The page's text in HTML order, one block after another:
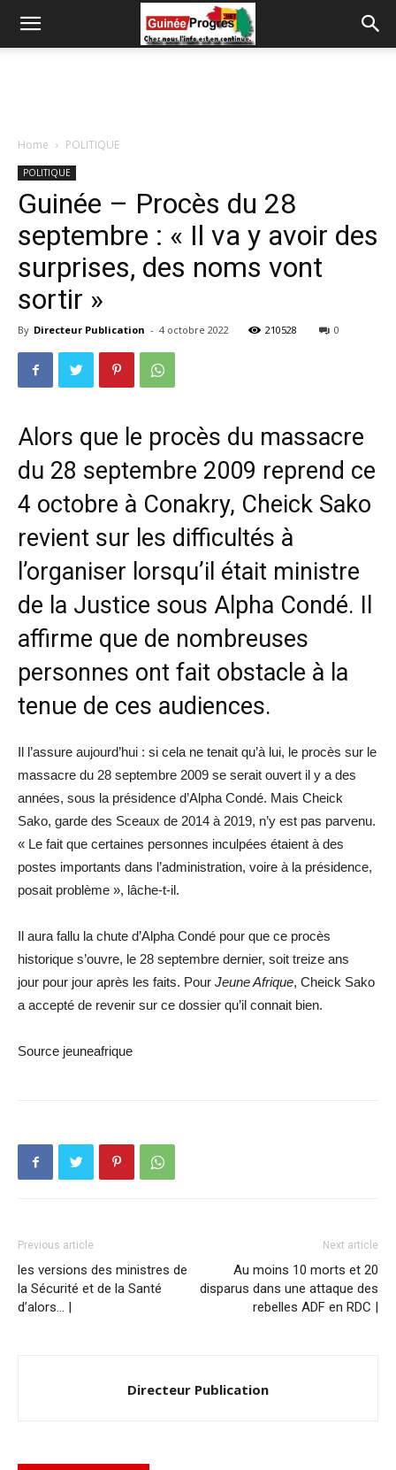
Home POLITIQUE
POLITIQUE
Guinée – Procès du 28
septembre : « Il va y avoir des
surprises, des noms vont
sortir »
By Directeur Publication - 4 octobre 2022 210528 0
Alors que le procès du massacre
du 28 septembre 2009 reprend ce
4 octobre à Conakry, Cheick Sako
revient sur les difficultés à
l’organiser lorsqu’il était ministre
de la Justice sous Alpha Condé. Il
affirme que de nombreuses
personnes ont fait obstacle à la
tenue de ces audiences.
Il l’assure aujourd’hui : si cela ne tenait qu’à lui, le procès sur le
massacre du 28 septembre 2009 se serait ouvert il y a des
années, sous la présidence d’Alpha Condé. Mais Cheick
Sako, garde des Sceaux de 2014 à 2019, n’y est pas parvenu.
« Le fait que certaines personnes inculpées étaient à des
postes importants dans l’administration, voire à la présidence,
posait problème », lâche-t-il.
Il aura fallu la chute d’Alpha Condé pour que ce procès
historique s’ouvre, le 28 septembre dernier, soit treize ans
jour pour jour après les faits. Pour Jeune Afrique, Cheick Sako
a accepté de revenir sur ce dossier qu’il connait bien.
Source jeuneafrique
Previous article
les versions des ministres de
la Sécurité et de la Santé
d’alors… |
Next article
Au moins 10 morts et 20
disparus dans une attaque des
rebelles ADF en RDC |
Directeur Publication